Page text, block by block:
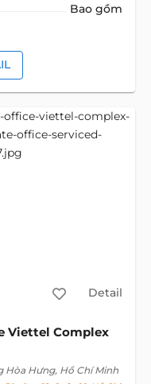
Bao gồm
Detail
Viettel Complex
Hòa Hưng, Hồ Chí Minh